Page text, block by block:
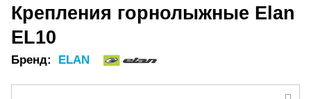
Крепления горнолыжные Elan
EL10
Бренд: ELAN